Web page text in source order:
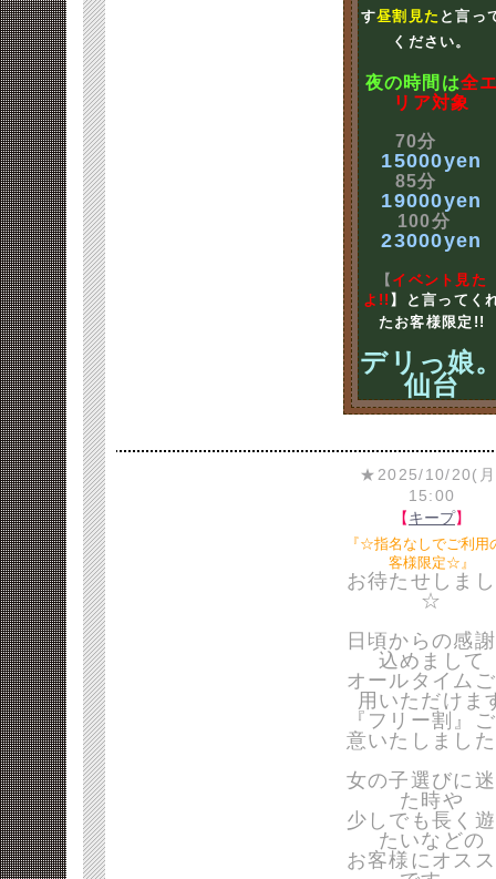
す昼割見た と言っ
ください。
夜の時間は全
リア対象
70分
15000yen
85分
19000yen
100分
23000yen
【 イベント見た
よ!! 】と言ってく
たお客様限定!!
デリっ娘
仙台
★2025/10/20(
15:00
【キープ】
『☆指名なしでご利用
客様限定☆』
お待たせしま
☆
日頃からの感
込めまして
オールタイム
用いただけま
『フリー割』
意いたしまし
女の子選びに
た時や
少しでも長く
たいなどの
お客様にオス